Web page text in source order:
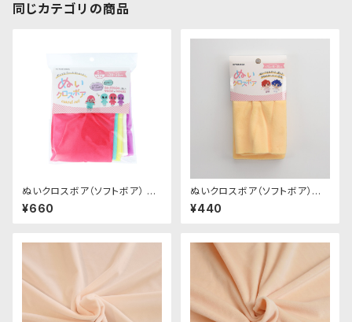
同じカテゴリの商品
ぬいクロスボア（ソフトボア） ア
ソートセット（ビビッドカラー）｜
清原株式会社
¥660
ぬいクロスボア（ソフトボア）カッ
トクロス（カスタード）｜清原株
式会社
¥440